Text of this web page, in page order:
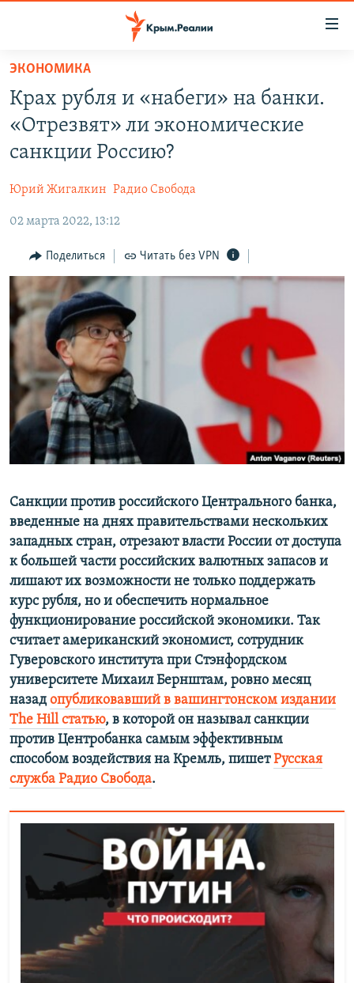
Вернуться
основному
содержанию
Вернутся
главной
навигации
Вернутся
поиску
СПЕЦПРОЕКТЫ
11 ЛЕТ ОККУПАЦИИ КРЫМА. 11 ИСТОРИЙ СОПРОТИВЛЕНИЯ
ВОДА
ЕЩЕ
ИНТЕРАКТИВ
ИНФОГРАФИКА
ТЕЛЕПРОЕКТ КРЫМ.РЕАЛИИ
СОВЕТЫ ПРАВОЗАЩИТНИКОВ
ПРОПАВШИЕ БЕЗ ВЕСТИ
ПОБЕДИТЕЛЕЙ НЕ СУДЯТ?
КРЫМ.НЕПОКОРЕННЫЙ
ELIFBE
УКРАИНСКАЯ ПРОБЛЕМА КРЫМА
РАДІО СВОБОДА
КАК ОБОЙТИ БЛОКИРОВКУ
Українською
Qırımtatar
ПРИСОЕДИНЯЙТЕСЬ!
ЭКОНОМИКА
Крах рубля и «набеги» на банки.
«Отрезвят» ли экономические
санкции Россию?
Юрий Жигалкин Радио Свобода
02 марта 2022, 13:12
Поделиться Читать без VPN
Санкции против российского Центрального банка,
введенные на днях правительствами нескольких
западных стран, отрезают власти России от доступа
к большей части российских валютных запасов и
лишают их возможности не только поддержать
курс рубля, но и обеспечить нормальное
функционирование российской экономики. Так
считает американский экономист, сотрудник
Гуверовского института при Стэнфордском
университете Михаил Бернштам, ровно месяц
назадопубликовавший в вашингтонском издании
The Hill статью, в которой он называл санкции
против Центробанка самым эффективным
способом воздействия на Кремль, пишетРусская
служба Радио Свобода.